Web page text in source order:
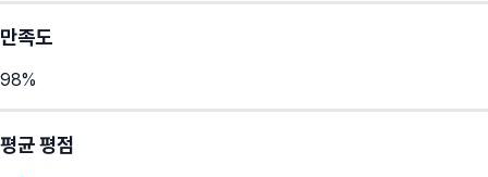
만족도
98%
평균 평점